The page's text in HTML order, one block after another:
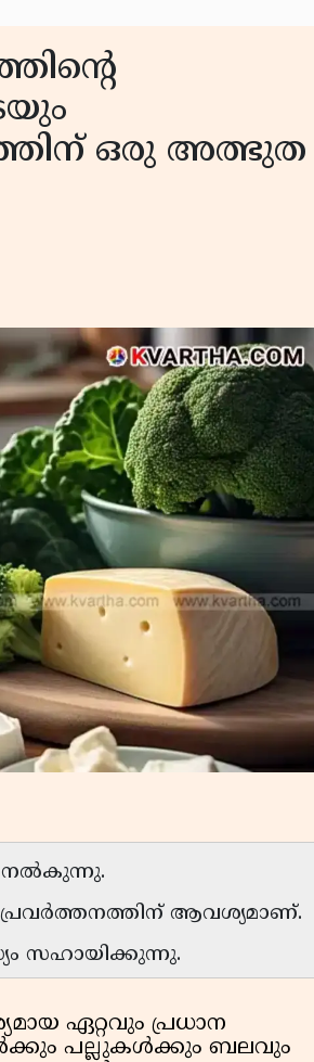
ഒരു അത്ഭുത
നൽകുന്നു.
പ്രവർത്തനത്തിന് ആവശ്യമാണ്.
സഹായിക്കുന്നു.
ഏറ്റവും പ്രധാന
പല്ലുകൾക്കും ബലവും